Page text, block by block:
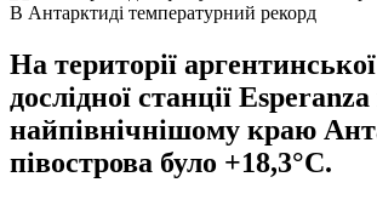
В Антарктиді температурний рекорд
На території
дослідної станції
найпівнічнішому краю
півострова було +18,3°C.